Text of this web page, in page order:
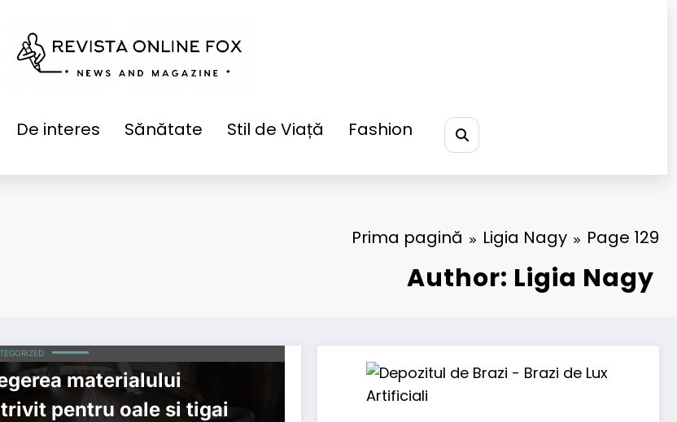
De interes Sănătate Stil de Viață Fashion
Prima pagină Ligia Nagy Page 129
Author: Ligia Nagy
materialului
pentru oale si tigai